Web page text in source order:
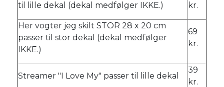
til lille dekal (dekal medfølger IKKE.) kr.
Her vogter jeg skilt STOR 28 x 20 cm
passer til stor dekal (dekal medfølger
IKKE.)
69
kr.
Streamer "I Love My" passer til lille dekal
39
kr.